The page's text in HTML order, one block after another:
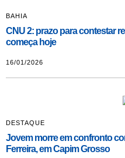
BAHIA
CNU 2: prazo para contestar
começa hoje
16/01/2026
DESTAQUE
Jovem morre em confronto
Ferreira, em Capim Grosso